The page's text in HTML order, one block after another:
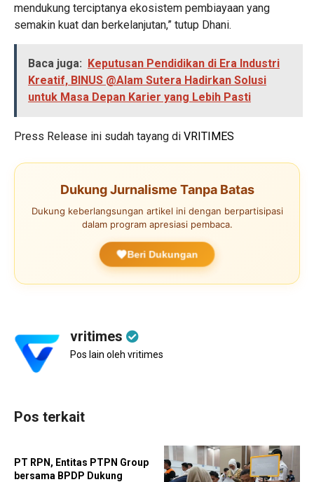
mendukung terciptanya ekosistem pembiayaan yang
semakin kuat dan berkelanjutan,” tutup Dhani.
Baca juga: Keputusan Pendidikan di Era Industri
Kreatif, BINUS @Alam Sutera Hadirkan Solusi
untuk Masa Depan Karier yang Lebih Pasti
Press Release ini sudah tayang di VRITIMES
Dukung Jurnalisme Tanpa Batas
Dukung keberlangsungan artikel ini dengan berpartisipasi
dalam program apresiasi pembaca.
Beri Dukungan
vritimes
Pos lain oleh vritimes
Pos terkait
PT RPN, Entitas PTPN Group
bersama BPDP Dukung